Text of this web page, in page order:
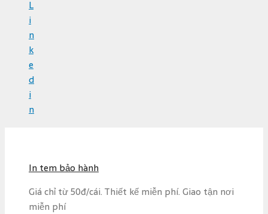
L
i
n
k
e
d
i
n
In tem bảo hành
Giá chỉ từ 50đ/cái. Thiết kế miễn phí. Giao tận nơi
miễn phí